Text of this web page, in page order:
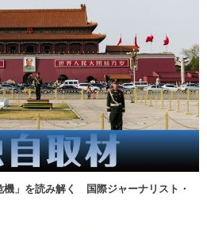
機」を読み解く 国際ジャーナリスト・